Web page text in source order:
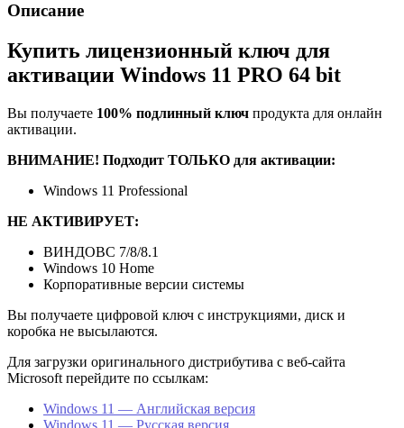
Описание
Купить лицензионный ключ для
активации Windows 11 PRO 64 bit
Вы получаете 100% подлинный ключ продукта для онлайн
активации.
ВНИМАНИЕ! Подходит ТОЛЬКО для активации:
Windows 11 Professional
НЕ АКТИВИРУЕТ:
ВИНДОВС 7/8/8.1
Windows 10 Home
Корпоративные версии системы
Вы получаете цифровой ключ с инструкциями, диск и
коробка не высылаются.
Для загрузки оригинального дистрибутива с веб-сайта
Microsoft перейдите по ссылкам:
Windows 11 — Английская версия